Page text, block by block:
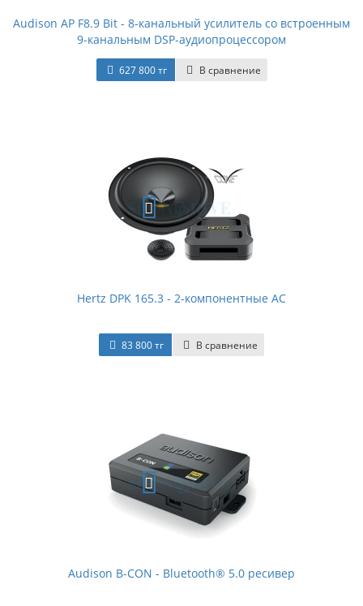
Audison AP F8.9 Bit - 8-канальный усилитель со встроенным
9-канальным DSP-аудиопроцессором
627 800 тг В сравнение
Hertz DPK 165.3 - 2-компонентные АС
83 800 тг В сравнение
Audison B-CON - Bluetooth® 5.0 ресивер